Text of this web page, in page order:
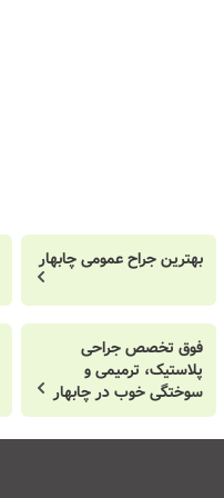
بهترین جراح عمومی چابهار
فوق تخصص جراحی
پلاستیک، ترمیمی و
سوختگی خوب در چابهار